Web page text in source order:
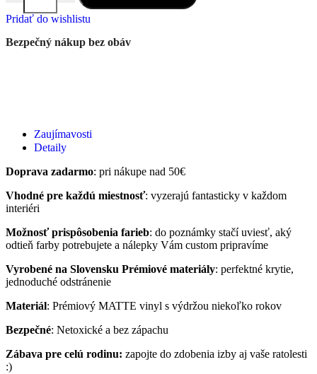
Pridať do wishlistu
Bezpečný nákup bez obáv
Zaujímavosti
Detaily
Doprava zadarmo: pri nákupe nad 50€
Vhodné pre každú miestnosť: vyzerajú fantasticky v každom
interiéri
Možnosť prispôsobenia farieb: do poznámky stačí uviesť, aký
odtieň farby potrebujete a nálepky Vám custom pripravíme
Vyrobené na Slovensku Prémiové materiály: perfektné krytie,
jednoduché odstránenie
Materiál: Prémiový MATTE vinyl s výdržou niekoľko rokov
Bezpečné: Netoxické a bez zápachu
Zábava pre celú rodinu: zapojte do zdobenia izby aj vaše ratolesti
:)